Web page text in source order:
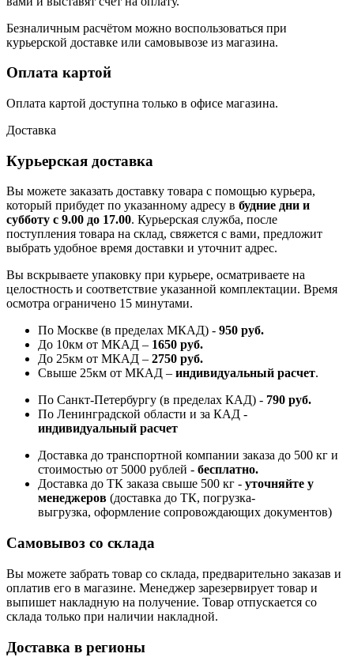
Безналичным расчётом можно воспользоваться при
курьерской доставке или самовывозе из магазина.
Оплата картой
Оплата картой доступна только в офисе магазина.
Доставка
Курьерская доставка
Вы можете заказать доставку товара с помощью курьера,
который прибудет по указанному адресу в будние дни и
субботу с 9.00 до 17.00. Курьерская служба, после
поступления товара на склад, свяжется с вами, предложит
выбрать удобное время доставки и уточнит адрес.
Вы вскрываете упаковку при курьере, осматриваете на
целостность и соответствие указанной комплектации. Время
осмотра ограничено 15 минутами.
По Москве (в пределах МКАД) - 950 руб.
До 10км от МКАД – 1650 руб.
До 25км от МКАД – 2750 руб.
Свыше 25км от МКАД – индивидуальный расчет.
По Санкт-Петербургу (в пределах КАД) - 790 руб.
По Ленинградской области и за КАД -
индивидуальный расчет
Доставка до транспортной компании заказа до 500 кг и
стоимостью от 5000 рублей - бесплатно.
Доставка до ТК заказа свыше 500 кг - уточняйте у
менеджеров (доставка до ТК, погрузка-
выгрузка, оформление сопровождающих документов)
Самовывоз со склада
Вы можете забрать товар со склада, предварительно заказав и
оплатив его в магазине. Менеджер зарезервирует товар и
выпишет накладную на получение. Товар отпускается со
склада только при наличии накладной.
Доставка в регионы